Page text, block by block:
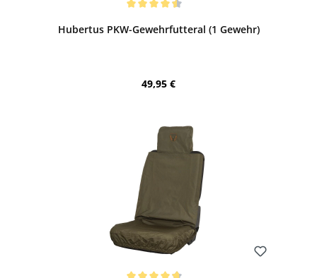
Hubertus PKW-Gewehrfutteral (1 Gewehr)
Regulärer Preis:
49,95 €